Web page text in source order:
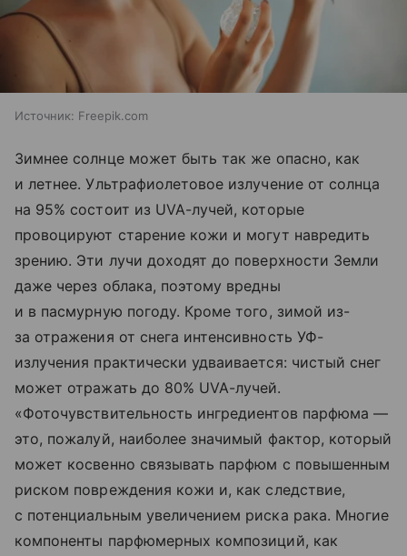
Источник: Freepik.com
Зимнее солнце может быть так же опасно, как
и летнее. Ультрафиолетовое излучение от солнца
на 95% состоит из UVA-лучей, которые
провоцируют старение кожи и могут навредить
зрению. Эти лучи доходят до поверхности Земли
даже через облака, поэтому вредны
и в пасмурную погоду. Кроме того, зимой из-
за отражения от снега интенсивность УФ-
излучения практически удваивается: чистый снег
может отражать до 80% UVA-лучей.
«Фоточувствительность ингредиентов парфюма —
это, пожалуй, наиболее значимый фактор, который
может косвенно связывать парфюм с повышенным
риском повреждения кожи и, как следствие,
с потенциальным увеличением риска рака. Многие
компоненты парфюмерных композиций, как